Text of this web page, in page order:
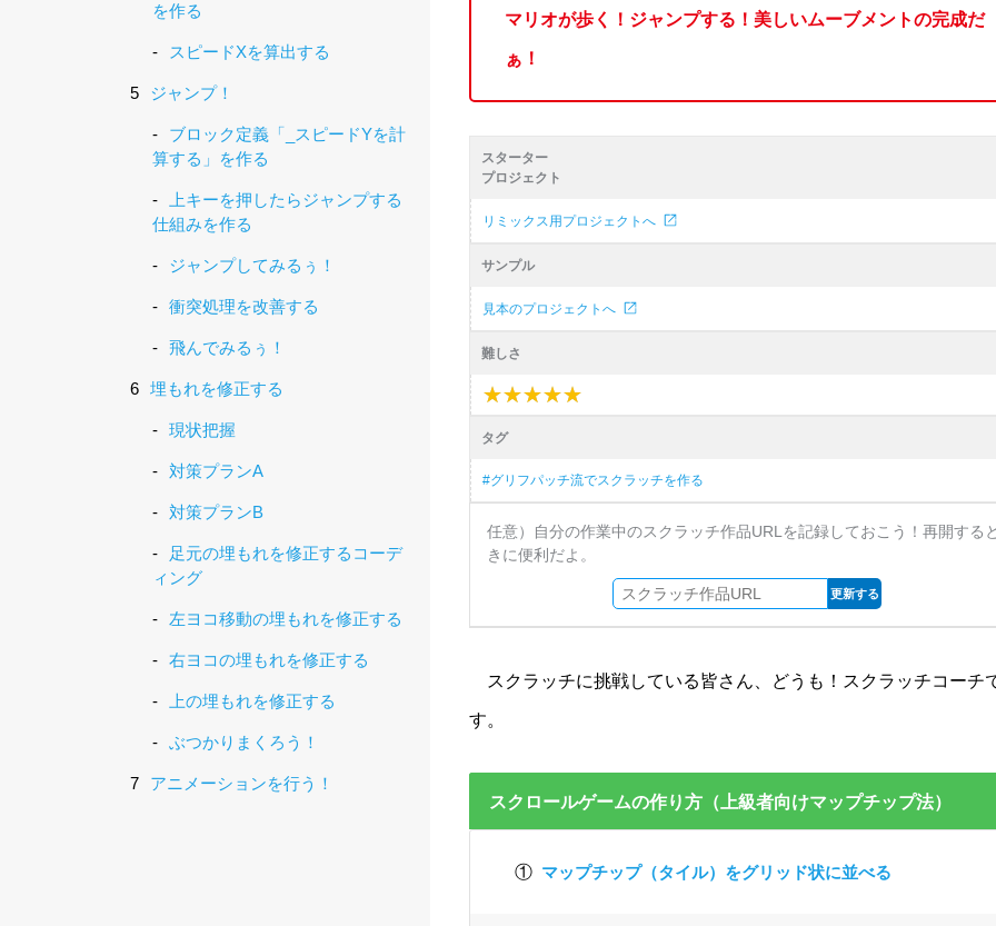
を作る
スピードXを算出する
ジャンプ！
ブロック定義「_スピードYを計
算する」を作る
上キーを押したらジャンプする
仕組みを作る
ジャンプしてみるぅ！
衝突処理を改善する
飛んでみるぅ！
埋もれを修正する
現状把握
対策プランA
対策プランB
足元の埋もれを修正するコーデ
ィング
左ヨコ移動の埋もれを修正する
右ヨコの埋もれを修正する
上の埋もれを修正する
ぶつかりまくろう！
アニメーションを行う！
マリオが歩く！ジャンプする！美しいムーブメントの完成だ
ぁ！
スターター
プロジェクト
リミックス用プロジェクトへ
サンプル
見本のプロジェクトへ
難しさ
★★★★★
★★★★★
タグ
#グリフパッチ流でスクラッチを作る
任意）自分の作業中のスクラッチ作品URLを記録しておこう！再開する
きに便利だよ。
更新する
スクラッチに挑戦している皆さん、どうも！スクラッチコーチ
す。
スクロールゲームの作り方（上級者向けマップチップ法）
① マップチップ（タイル）をグリッド状に並べる